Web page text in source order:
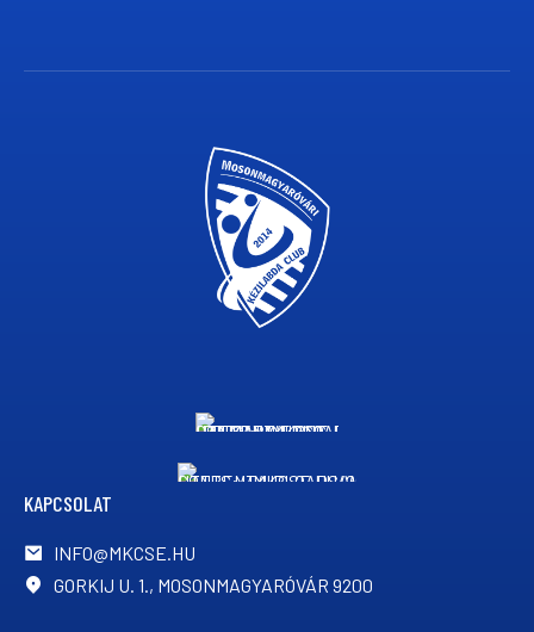
KAPCSOLAT
INFO@MKCSE.HU
GORKIJ U. 1., MOSONMAGYARÓVÁR 9200